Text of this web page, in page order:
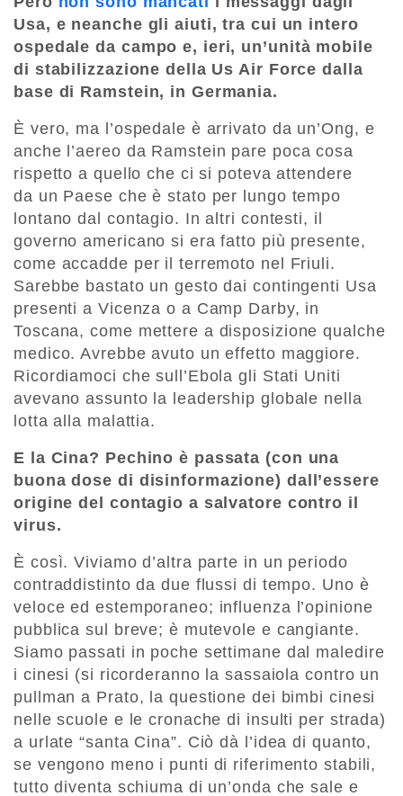
Usa, e neanche gli aiuti, tra cui un intero
ospedale da campo e, ieri, un’unità mobile
di stabilizzazione della Us Air Force dalla
base di Ramstein, in Germania.
È vero, ma l’ospedale è arrivato da un’Ong, e
anche l’aereo da Ramstein pare poca cosa
rispetto a quello che ci si poteva attendere
da un Paese che è stato per lungo tempo
lontano dal contagio. In altri contesti, il
governo americano si era fatto più presente,
come accadde per il terremoto nel Friuli.
Sarebbe bastato un gesto dai contingenti Usa
presenti a Vicenza o a Camp Darby, in
Toscana, come mettere a disposizione qualche
medico. Avrebbe avuto un effetto maggiore.
Ricordiamoci che sull’Ebola gli Stati Uniti
avevano assunto la leadership globale nella
lotta alla malattia.
E la Cina? Pechino è passata (con una
buona dose di disinformazione) dall’essere
origine del contagio a salvatore contro il
virus.
È così. Viviamo d’altra parte in un periodo
contraddistinto da due flussi di tempo. Uno è
veloce ed estemporaneo; influenza l’opinione
pubblica sul breve; è mutevole e cangiante.
Siamo passati in poche settimane dal maledire
i cinesi (si ricorderanno la sassaiola contro un
pullman a Prato, la questione dei bimbi cinesi
nelle scuole e le cronache di insulti per strada)
a urlate “santa Cina”. Ciò dà l’idea di quanto,
se vengono meno i punti di riferimento stabili,
tutto diventa schiuma di un’onda che sale e